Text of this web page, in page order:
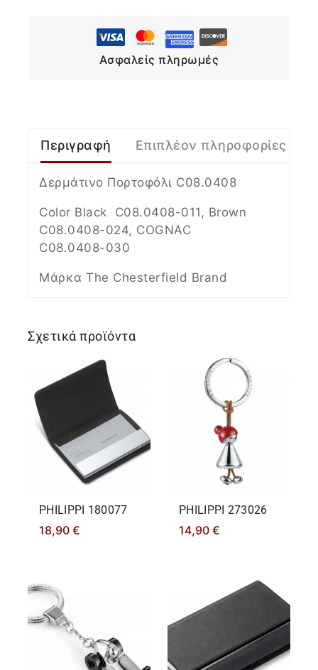
Ασφαλείς πληρωμές
Περιγραφή Επιπλέον πληροφορίες
Δερμάτινο Πορτοφόλι C08.0408
Color Black C08.0408-011, Brown
C08.0408-024, COGNAC
C08.0408-030
Μάρκα The Chesterfield Brand
Σχετικά προϊόντα
PHILIPPΙ 180077
18,90 €
PHILIPPΙ 273026
14,90 €